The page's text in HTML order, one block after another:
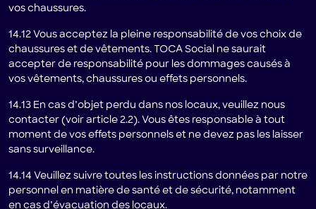
vos chaussures.
14.12 Vous acceptez la pleine responsabilité de vos choix de
chaussures et de vêtements. TOCA Social ne saurait
accepter de responsabilité pour les dommages causés à
vos vêtements, chaussures ou effets personnels.
14.13 En cas d’objet perdu dans nos locaux, veuillez nous
contacter (voir article 2.2). Vous êtes responsable à tout
moment de vos effets personnels et ne devez pas les laisser
sans surveillance.
14.14 Veuillez suivre toutes les instructions données par notre
personnel en matière de santé et de sécurité, notamment
en cas d’évacuation des locaux.